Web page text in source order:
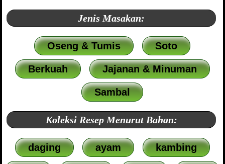
Jenis Masakan:
Oseng & Tumis Soto
Berkuah Jajanan & Minuman
Sambal
Koleksi Resep Menurut Bahan:
daging ayam kambing